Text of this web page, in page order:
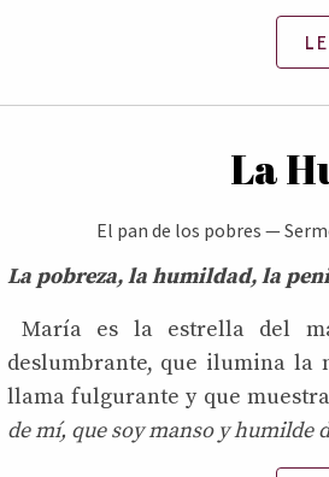
La
El pan de los pobres —
La pobreza, la humildad, la
María es la estrella del
deslumbrante, que ilumina la
llama fulgurante y que
de mí, que soy manso y humilde